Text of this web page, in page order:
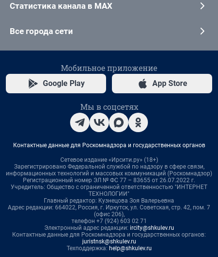
Статистика канала в MAX
Все города сети
Мобильное приложение
Google Play App Store
Мы в соцсетях
Контактные данные для Роскомнадзора и государственных органов
Сетевое издание «Ирсити.ру» (18+)
Зарегистрировано Федеральной службой по надзору в сфере связи,
информационных технологий и массовых коммуникаций (Роскомнадзор)
Регистрационный номер ЭЛ № ФС 77 – 83655 от 26.07.2022 г.
Учредитель: Общество с ограниченной ответственностью "ИНТЕРНЕТ
ТЕХНОЛОГИИ"
Главный редактор: Кузнецова Зоя Валерьевна
Адрес редакции: 664022, Россия, г. Иркутск, ул. Советская, стр. 42, пом. 7
(офис 206),
телефон +7 (924) 603 02 71
Электронный адрес редакции: ircity@shkulev.ru
Контактные данные для Роскомнадзора и государственных органов:
juristnsk@shkulev.ru
Техподдержка: help@shkulev.ru